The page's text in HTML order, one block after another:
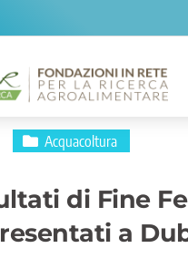
Acquacoltura
di Fine
a